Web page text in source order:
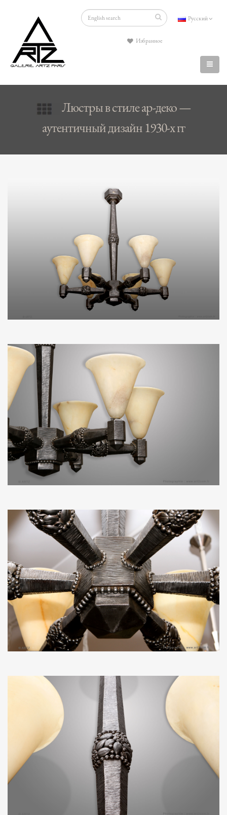
Русский
Избранное
Люстры в стиле ар-деко —
аутентичный дизайн 1930-х гг